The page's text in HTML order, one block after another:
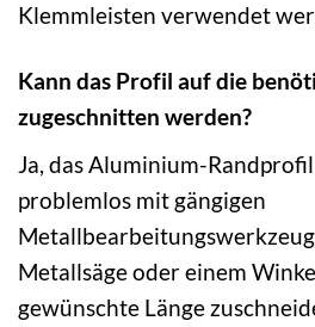
Klemmleisten verwendet
Kann das Profil auf die
zugeschnitten werden?
Ja, das Aluminium-
problemlos mit gängigen
Metallsäge oder einem
gewünschte Länge